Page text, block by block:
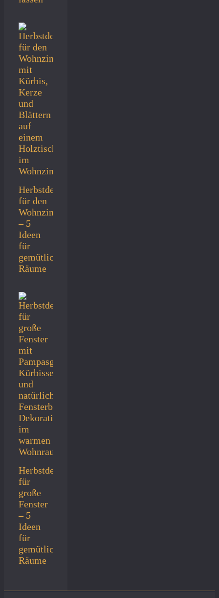
Herbstdeko
für den
Wohnzimmertisch
– 5
Ideen
für
gemütliche
Räume
Herbstdeko
für
große
Fenster
– 5
Ideen
für
gemütliche
Räume